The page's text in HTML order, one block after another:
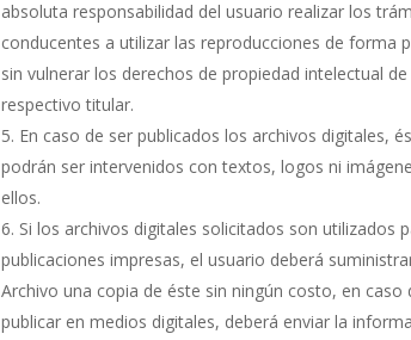
absoluta responsabilidad del usuario realizar los
conducentes a utilizar las reproducciones de forma
sin vulnerar los derechos de propiedad intelectual de
respectivo titular.
En caso de ser publicados los archivos digitales,
podrán ser intervenidos con textos, logos ni
ellos.
Si los archivos digitales solicitados son utilizados
publicaciones impresas, el usuario deberá
Archivo una copia de éste sin ningún costo, en caso
publicar en medios digitales, deberá enviar la